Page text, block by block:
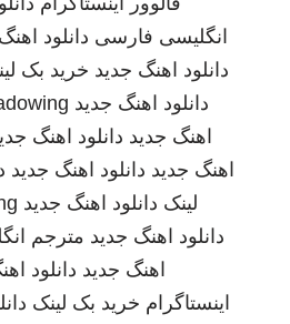
انگلیسی فارسی دانلود
دانلود اهنگ جدید خرید بک
دانلود اهنگ جدید
اهنگ جدید دانلود اهنگ
اهنگ جدید دانلود اهنگ جدید
لینک دانلود اهنگ جدید
دانلود اهنگ جدید مترجم
اهنگ جدید دانلود
اینستاگرام خرید بک لینک